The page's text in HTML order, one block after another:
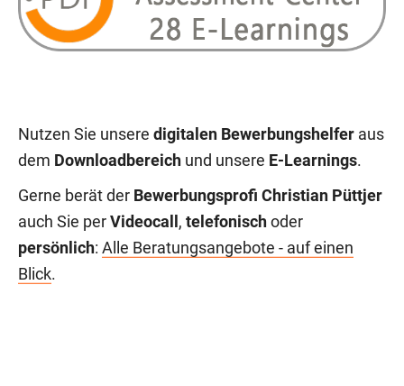
Nutzen Sie unsere digitalen Bewerbungshelfer aus
dem Downloadbereich und unsere E-Learnings.
Gerne berät der Bewerbungsprofi Christian Püttjer
auch Sie per Videocall , telefonisch oder
persönlich: Alle Beratungsangebote - auf einen
Blick.